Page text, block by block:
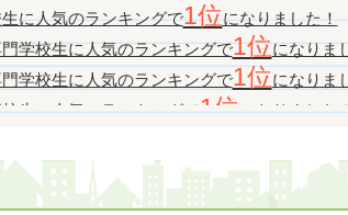
に人気のランキングで1位になりました！
学校生に人気のランキングで1位になりま
学校生に人気のランキングで1位になりま
生に人気のランキングで1位になりました
学校生に人気のランキングで1位 になりま
他に人気のランキングで 1位になりました！